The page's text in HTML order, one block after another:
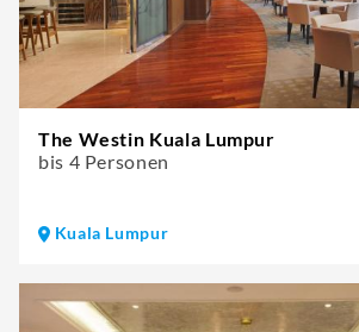
The Westin Kuala Lumpur
bis 4 Personen
Kuala Lumpur